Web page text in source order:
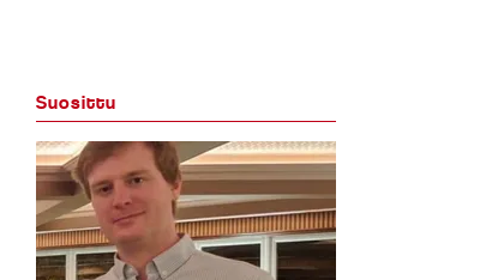
Suosittu